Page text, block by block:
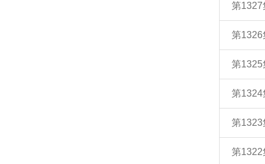
第1327
第1326
第1325
第1324
第1323
第1322